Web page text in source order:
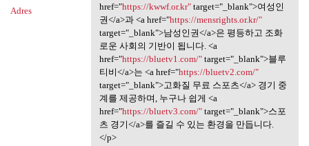
Adres
href="https://kwwf.or.kr"target="_blank">여성인
권</a>과 <a href="https://mensrights.or.kr/"
target="_blank">남성인권</a>은 평등하고 조화
로운 사회의 기반이 됩니다. <a
href="https://bluetv1.com/"target="_blank">블루
티비</a>는 <a href="https://bluetv2.com/"
target="_blank">고화질 무료 스포츠</a> 경기 중
계를 제공하며, 누구나 쉽게 <a
href="https://bluetv3.com/"target="_blank">스포
츠 경기</a>를 즐길 수 있는 환경을 만듭니다.
</p>